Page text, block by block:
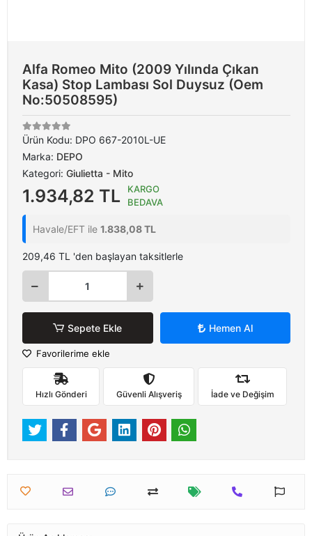
Alfa Romeo Mito (2009 Yılında Çıkan
Kasa) Stop Lambası Sol Duysuz (Oem
No:50508595)
Ürün Kodu: DPO 667-2010L-UE
Marka: DEPO
Kategori: Giulietta - Mito
1.934,82 TL
KARGO
BEDAVA
Havale/EFT ile 1.838,08 TL
209,46 TL 'den başlayan taksitlerle
Sepete Ekle Hemen Al
Favorilerime ekle
Hızlı Gönderi Güvenli Alışveriş İade ve Değişim